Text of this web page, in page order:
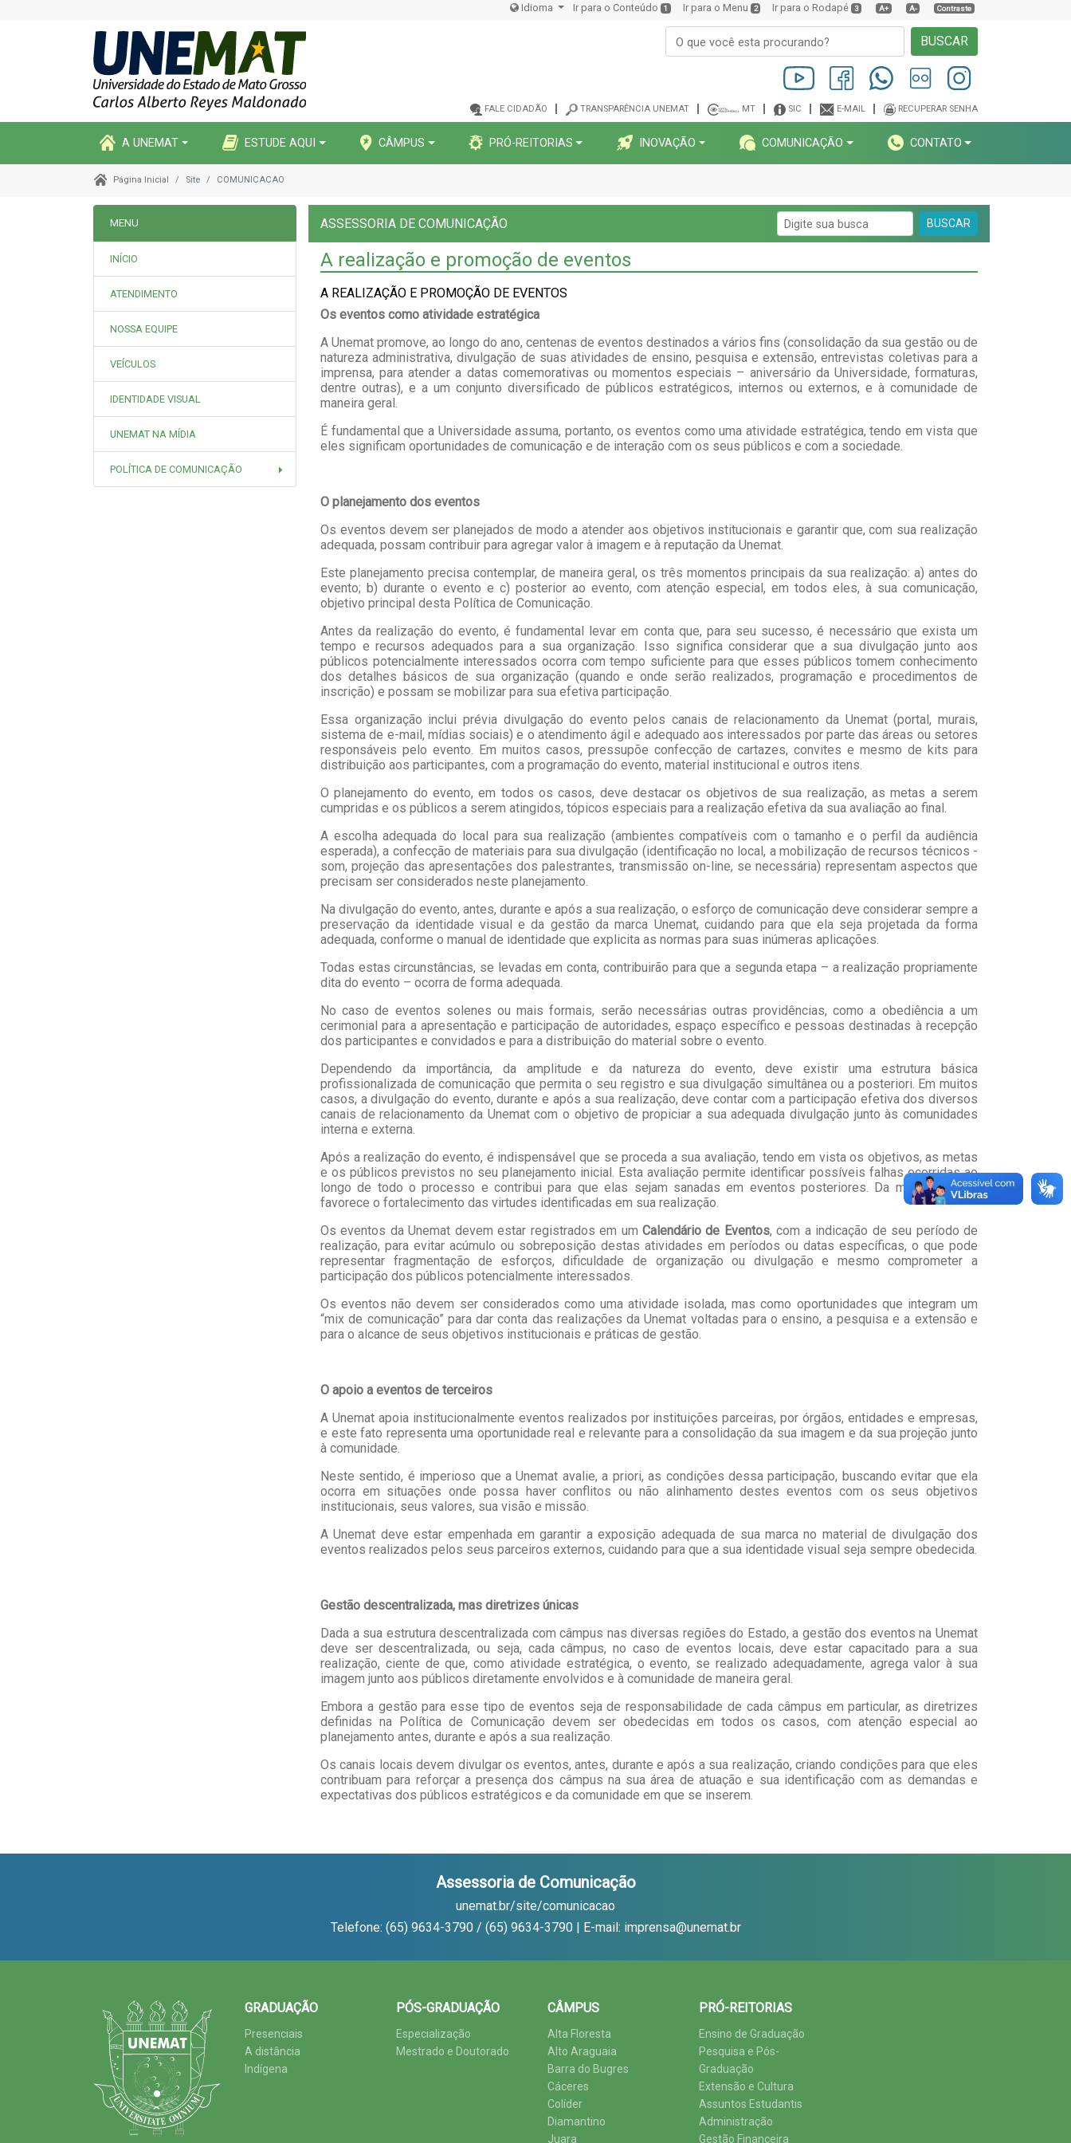
Idioma Ir para o Conteúdo 1 Ir para o Menu 2 Ir para o Rodapé 3 A+ A- Contraste
BUSCAR
FALE CIDADÃO TRANSPARÊNCIA UNEMAT MT SIC E-MAIL RECUPERAR SENHA
A UNEMAT ESTUDE AQUI CÂMPUS PRÓ-REITORIAS INOVAÇÃO COMUNICAÇÃO CONTATO
Página Inicial Site COMUNICACAO
MENU
INÍCIO
ATENDIMENTO
NOSSA EQUIPE
VEÍCULOS
IDENTIDADE VISUAL
UNEMAT NA MÍDIA
POLÍTICA DE COMUNICAÇÃO
ASSESSORIA DE COMUNICAÇÃO BUSCAR
A realização e promoção de eventos
A REALIZAÇÃO E PROMOÇÃO DE EVENTOS
Os eventos como atividade estratégica
A Unemat promove, ao longo do ano, centenas de eventos destinados a vários fins (consolidação da sua gestão ou de
natureza administrativa, divulgação de suas atividades de ensino, pesquisa e extensão, entrevistas coletivas para a
imprensa, para atender a datas comemorativas ou momentos especiais – aniversário da Universidade, formaturas,
dentre outras), e a um conjunto diversificado de públicos estratégicos, internos ou externos, e à comunidade de
maneira geral.
É fundamental que a Universidade assuma, portanto, os eventos como uma atividade estratégica, tendo em vista que
eles significam oportunidades de comunicação e de interação com os seus públicos e com a sociedade.
O planejamento dos eventos
Os eventos devem ser planejados de modo a atender aos objetivos institucionais e garantir que, com sua realização
adequada, possam contribuir para agregar valor à imagem e à reputação da Unemat.
Este planejamento precisa contemplar, de maneira geral, os três momentos principais da sua realização: a) antes do
evento; b) durante o evento e c) posterior ao evento, com atenção especial, em todos eles, à sua comunicação,
objetivo principal desta Política de Comunicação.
Antes da realização do evento, é fundamental levar em conta que, para seu sucesso, é necessário que exista um
tempo e recursos adequados para a sua organização. Isso significa considerar que a sua divulgação junto aos
públicos potencialmente interessados ocorra com tempo suficiente para que esses públicos tomem conhecimento
dos detalhes básicos de sua organização (quando e onde serão realizados, programação e procedimentos de
inscrição) e possam se mobilizar para sua efetiva participação.
Essa organização inclui prévia divulgação do evento pelos canais de relacionamento da Unemat (portal, murais,
sistema de e-mail, mídias sociais) e o atendimento ágil e adequado aos interessados por parte das áreas ou setores
responsáveis pelo evento. Em muitos casos, pressupõe confecção de cartazes, convites e mesmo de kits para
distribuição aos participantes, com a programação do evento, material institucional e outros itens.
O planejamento do evento, em todos os casos, deve destacar os objetivos de sua realização, as metas a serem
cumpridas e os públicos a serem atingidos, tópicos especiais para a realização efetiva da sua avaliação ao final.
A escolha adequada do local para sua realização (ambientes compatíveis com o tamanho e o perfil da audiência
esperada), a confecção de materiais para sua divulgação (identificação no local, a mobilização de recursos técnicos -
som, projeção das apresentações dos palestrantes, transmissão on-line, se necessária) representam aspectos que
precisam ser considerados neste planejamento.
Na divulgação do evento, antes, durante e após a sua realização, o esforço de comunicação deve considerar sempre a
preservação da identidade visual e da gestão da marca Unemat, cuidando para que ela seja projetada da forma
adequada, conforme o manual de identidade que explicita as normas para suas inúmeras aplicações.
Todas estas circunstâncias, se levadas em conta, contribuirão para que a segunda etapa – a realização propriamente
dita do evento – ocorra de forma adequada.
No caso de eventos solenes ou mais formais, serão necessárias outras providências, como a obediência a um
cerimonial para a apresentação e participação de autoridades, espaço específico e pessoas destinadas à recepção
dos participantes e convidados e para a distribuição do material sobre o evento.
Dependendo da importância, da amplitude e da natureza do evento, deve existir uma estrutura básica
profissionalizada de comunicação que permita o seu registro e sua divulgação simultânea ou a posteriori. Em muitos
casos, a divulgação do evento, durante e após a sua realização, deve contar com a participação efetiva dos diversos
canais de relacionamento da Unemat com o objetivo de propiciar a sua adequada divulgação junto às comunidades
interna e externa.
Após a realização do evento, é indispensável que se proceda a sua avaliação, tendo em vista os objetivos, as metas
e os públicos previstos no seu planejamento inicial. Esta avaliação permite identificar possíveis falhas ocorridas ao
longo de todo o processo e contribui para que elas sejam sanadas em eventos posteriores. Da mesma forma,
favorece o fortalecimento das virtudes identificadas em sua realização.
Os eventos da Unemat devem estar registrados em um Calendário de Eventos, com a indicação de seu período de
realização, para evitar acúmulo ou sobreposição destas atividades em períodos ou datas específicas, o que pode
representar fragmentação de esforços, dificuldade de organização ou divulgação e mesmo comprometer a
participação dos públicos potencialmente interessados.
Os eventos não devem ser considerados como uma atividade isolada, mas como oportunidades que integram um
“mix de comunicação” para dar conta das realizações da Unemat voltadas para o ensino, a pesquisa e a extensão e
para o alcance de seus objetivos institucionais e práticas de gestão.
O apoio a eventos de terceiros
A Unemat apoia institucionalmente eventos realizados por instituições parceiras, por órgãos, entidades e empresas,
e este fato representa uma oportunidade real e relevante para a consolidação da sua imagem e da sua projeção junto
à comunidade.
Neste sentido, é imperioso que a Unemat avalie, a priori, as condições dessa participação, buscando evitar que ela
ocorra em situações onde possa haver conflitos ou não alinhamento destes eventos com os seus objetivos
institucionais, seus valores, sua visão e missão.
A Unemat deve estar empenhada em garantir a exposição adequada de sua marca no material de divulgação dos
eventos realizados pelos seus parceiros externos, cuidando para que a sua identidade visual seja sempre obedecida.
Gestão descentralizada, mas diretrizes únicas
Dada a sua estrutura descentralizada com câmpus nas diversas regiões do Estado, a gestão dos eventos na Unemat
deve ser descentralizada, ou seja, cada câmpus, no caso de eventos locais, deve estar capacitado para a sua
realização, ciente de que, como atividade estratégica, o evento, se realizado adequadamente, agrega valor à sua
imagem junto aos públicos diretamente envolvidos e à comunidade de maneira geral.
Embora a gestão para esse tipo de eventos seja de responsabilidade de cada câmpus em particular, as diretrizes
definidas na Política de Comunicação devem ser obedecidas em todos os casos, com atenção especial ao
planejamento antes, durante e após a sua realização.
Os canais locais devem divulgar os eventos, antes, durante e após a sua realização, criando condições para que eles
contribuam para reforçar a presença dos câmpus na sua área de atuação e sua identificação com as demandas e
expectativas dos públicos estratégicos e da comunidade em que se inserem.
Assessoria de Comunicação
unemat.br/site/comunicacao
Telefone: (65) 9634-3790 / (65) 9634-3790 | E-mail: imprensa@unemat.br
GRADUAÇÃO
Presenciais
A distância
Indígena
PÓS-GRADUAÇÃO
Especialização
Mestrado e Doutorado
CÂMPUS
Alta Floresta
Alto Araguaia
Barra do Bugres
Cáceres
Colíder
Diamantino
Juara
PRÓ-REITORIAS
Ensino de Graduação
Pesquisa e Pós-
Graduação
Extensão e Cultura
Assuntos Estudantis
Administração
Gestão Financeira